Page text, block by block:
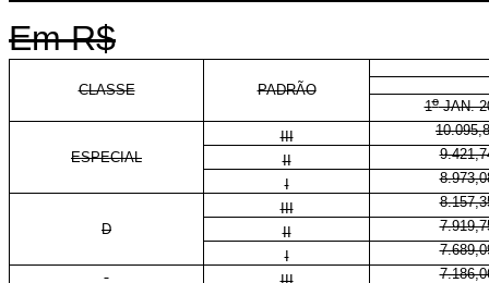
Em R$
CLASSE
PADRÃO
1oJAN.
ESPECIAL
III
II
I
D
III
II
I